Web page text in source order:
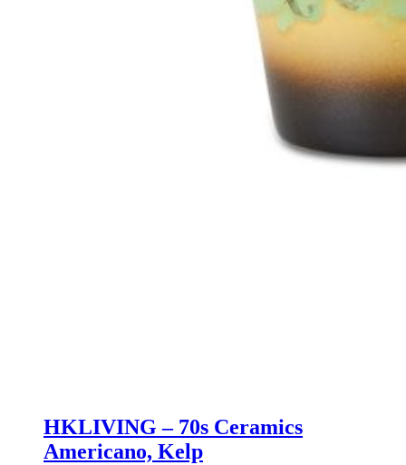
HKLIVING – 70s Ceramics
Americano, Kelp